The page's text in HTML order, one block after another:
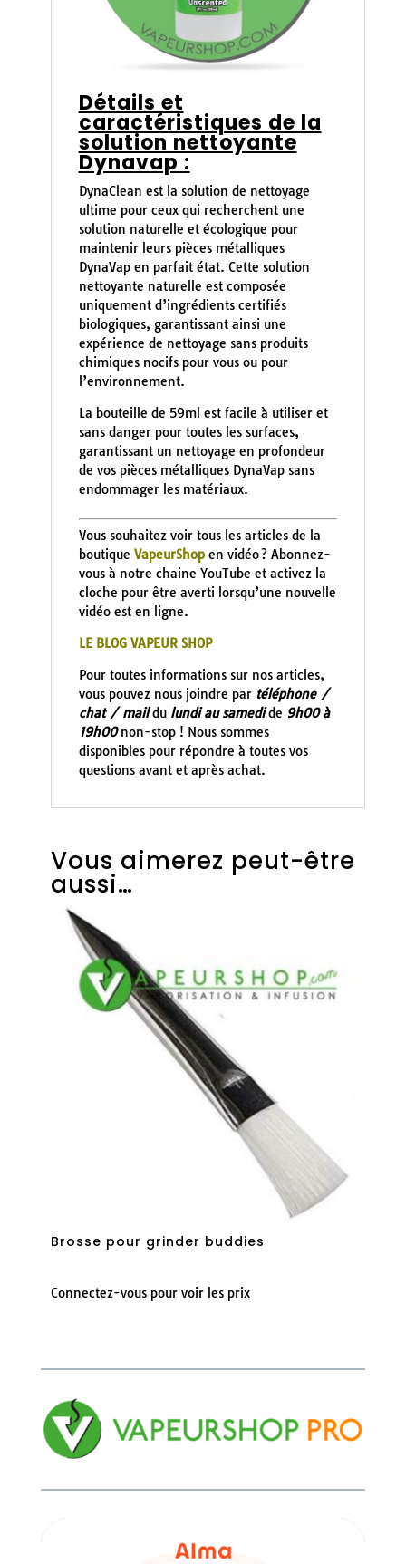
Détails et
caractéristiques de la
solution nettoyante
Dynavap :
DynaClean est la solution de nettoyage
ultime pour ceux qui recherchent une
solution naturelle et écologique pour
maintenir leurs pièces métalliques
DynaVap en parfait état. Cette solution
nettoyante naturelle est composée
uniquement d’ingrédients certifiés
biologiques, garantissant ainsi une
expérience de nettoyage sans produits
chimiques nocifs pour vous ou pour
l’environnement.
La bouteille de 59ml est facile à utiliser et
sans danger pour toutes les surfaces,
garantissant un nettoyage en profondeur
de vos pièces métalliques DynaVap sans
endommager les matériaux.
Vous souhaitez voir tous les articles de la
boutique VapeurShopen vidéo ? Abonnez-
vous à notre chaine YouTube et activez la
cloche pour être averti lorsqu’une nouvelle
vidéo est en ligne.
LE BLOG VAPEUR SHOP
Pour toutes informations sur nos articles,
vous pouvez nous joindre par téléphone /
chat / maildu lundi au samedide 9h00 à
19h00non-stop ! Nous sommes
disponibles pour répondre à toutes vos
questions avant et après achat.
Vous aimerez peut-être
aussi…
Brosse pour grinder buddies
Connectez-vous pour voir les prix